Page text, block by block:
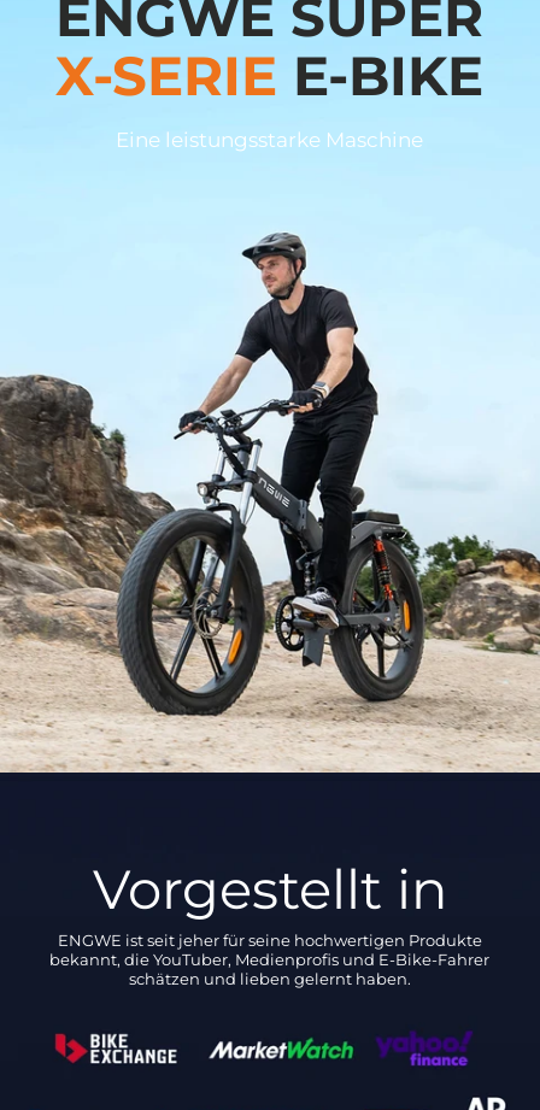
ENGWE SUPER
X-SERIE E-BIKE
Eine leistungsstarke Maschine
Vorgestellt in
ENGWE ist seit jeher für seine hochwertigen Produkte
bekannt, die YouTuber, Medienprofis und E-Bike-Fahrer
schätzen und lieben gelernt haben.